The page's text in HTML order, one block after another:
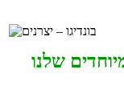
שלנו